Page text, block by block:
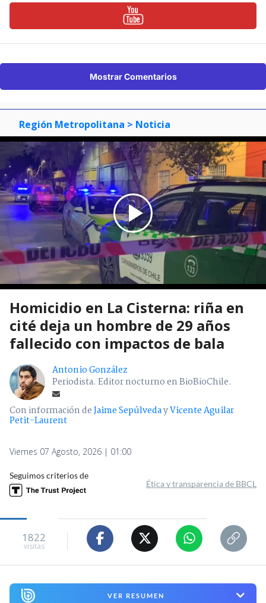
Mostrar Comentarios
Región Metropolitana > Noticia
Homicidio en La Cisterna: riña en
cité deja un hombre de 29 años
fallecido con impactos de bala
Antonio González
Periodista. Editor nocturno en BioBioChile.
Con información deJaime SepúlvedayVicente Aguilar
Petit-Laurent
Viernes 07 Agosto, 2026 | 01:00
Seguimos criterios de
Ética y transparencia de BBCL
1822
visitas
VER RESUMEN